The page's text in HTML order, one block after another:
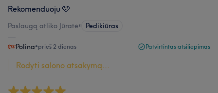
Rekomenduoju 🩷
Paslaugą atliko Jūratė• Pedikiūras
Polina•prieš 2 dienas Patvirtintas atsiliepimas
Rodyti salono atsakymą...